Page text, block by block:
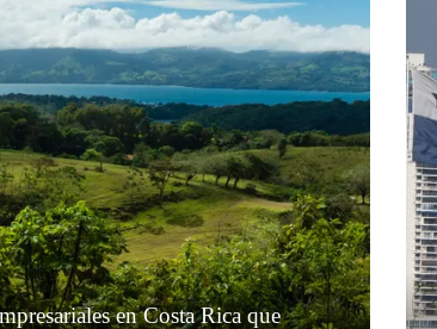
en Costa Rica que